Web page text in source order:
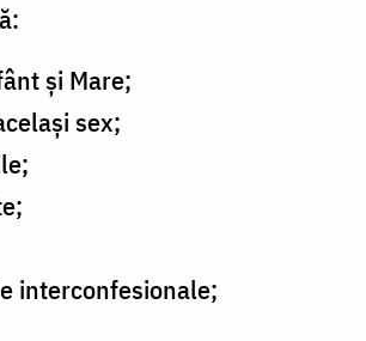
și Mare;
sex;
interconfesionale;